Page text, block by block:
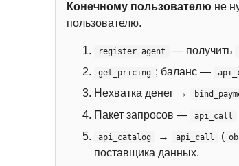
Конечному пользователю не
пользователю.
register_agent — получить
get_pricing ; баланс —
Нехватка денег →
Пакет запросов —
api_call
api_catalog → api_call (
поставщика данных.